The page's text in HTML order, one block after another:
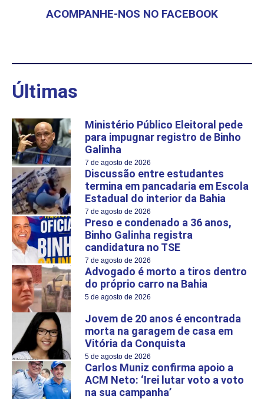
ACOMPANHE-NOS NO FACEBOOK
Últimas
Ministério Público Eleitoral pede
para impugnar registro de Binho
Galinha
7 de agosto de 2026
Discussão entre estudantes
termina em pancadaria em Escola
Estadual do interior da Bahia
7 de agosto de 2026
Preso e condenado a 36 anos,
Binho Galinha registra
candidatura no TSE
7 de agosto de 2026
Advogado é morto a tiros dentro
do próprio carro na Bahia
5 de agosto de 2026
Jovem de 20 anos é encontrada
morta na garagem de casa em
Vitória da Conquista
5 de agosto de 2026
Carlos Muniz confirma apoio a
ACM Neto: ‘Irei lutar voto a voto
na sua campanha’